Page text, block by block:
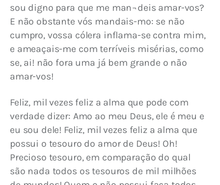
sou digno para que me man¬deis amar-vos?
E não obstante vós mandais-mo: se não
cumpro, vossa cólera inflama-se contra mim,
e ameaçais-me com terríveis misérias, como
se, ai! não fora uma já bem grande o não
amar-vos!
Feliz, mil vezes feliz a alma que pode com
verdade dizer: Amo ao meu Deus, ele é meu e
eu sou dele! Feliz, mil vezes feliz a alma que
possui o tesouro do amor de Deus! Oh!
Precioso tesouro, em comparação do qual
são nada todos os tesouros de mil milhões